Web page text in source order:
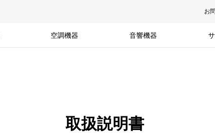
お
空調機器 音響機器
取扱説明書